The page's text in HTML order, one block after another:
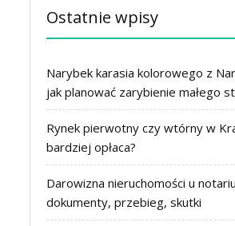
Ostatnie wpisy
Narybek karasia kolorowego z
jak planować zarybienie małego
Rynek pierwotny czy wtórny w
bardziej opłaca?
Darowizna nieruchomości u
dokumenty, przebieg, skutki